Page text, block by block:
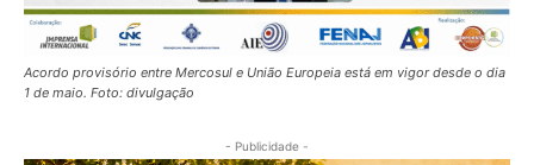
Acordo provisório entre Mercosul e União Europeia está em vigor desde o dia
1 de maio. Foto: divulgação
- Publicidade -